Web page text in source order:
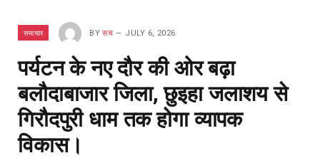
समाचार BY सच JULY 6, 2026
पर्यटन के नए दौर की ओर बढ़ा
बलौदाबाजार जिला, छुइहा जलाशय से
गिरौदपुरी धाम तक होगा व्यापक
विकास।